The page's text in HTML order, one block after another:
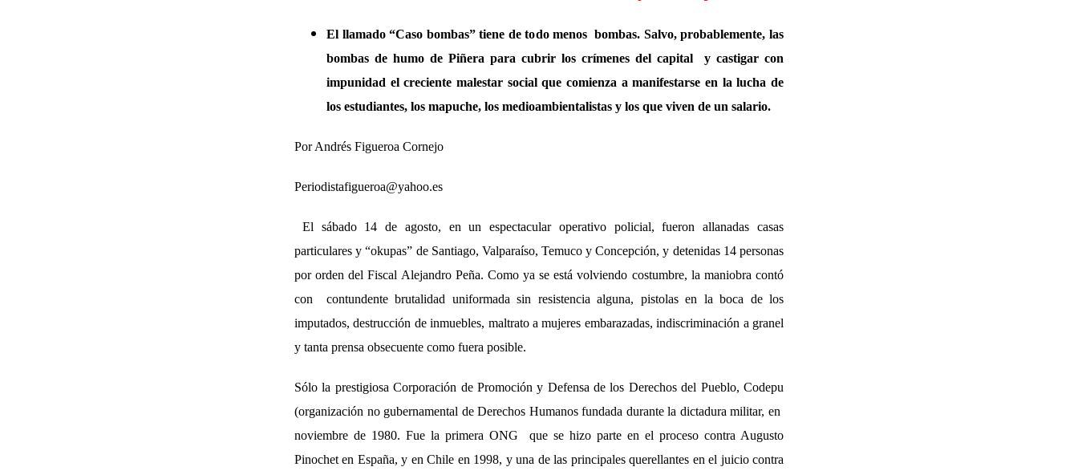
El llamado “Caso bombas” tiene de todo menos bombas. Salvo, probablemente, las
bombas de humo de Piñera para cubrir los crímenes del capital y castigar con
impunidad el creciente malestar social que comienza a manifestarse en la lucha de
los estudiantes, los mapuche, los medioambientalistas y los que viven de un salario.
Por Andrés Figueroa Cornejo
Periodistafigueroa@yahoo.es
El sábado 14 de agosto, en un espectacular operativo policial, fueron allanadas casas
particulares y “okupas” de Santiago, Valparaíso, Temuco y Concepción, y detenidas 14 personas
por orden del Fiscal Alejandro Peña. Como ya se está volviendo costumbre, la maniobra contó
con contundente brutalidad uniformada sin resistencia alguna, pistolas en la boca de los
imputados, destrucción de inmuebles, maltrato a mujeres embarazadas, indiscriminación a granel
y tanta prensa obsecuente como fuera posible.
Sólo la prestigiosa Corporación de Promoción y Defensa de los Derechos del Pueblo, Codepu
(organización no gubernamental de Derechos Humanos fundada durante la dictadura militar, en
noviembre de 1980. Fue la primera ONG que se hizo parte en el proceso contra Augusto
Pinochet en España, y en Chile en 1998, y una de las principales querellantes en el juicio contra